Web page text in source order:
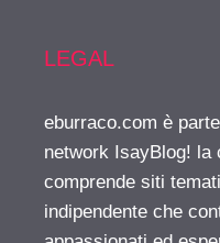
LEGAL
eburraco.com è
network IsayBlog! la
comprende siti
indipendente che